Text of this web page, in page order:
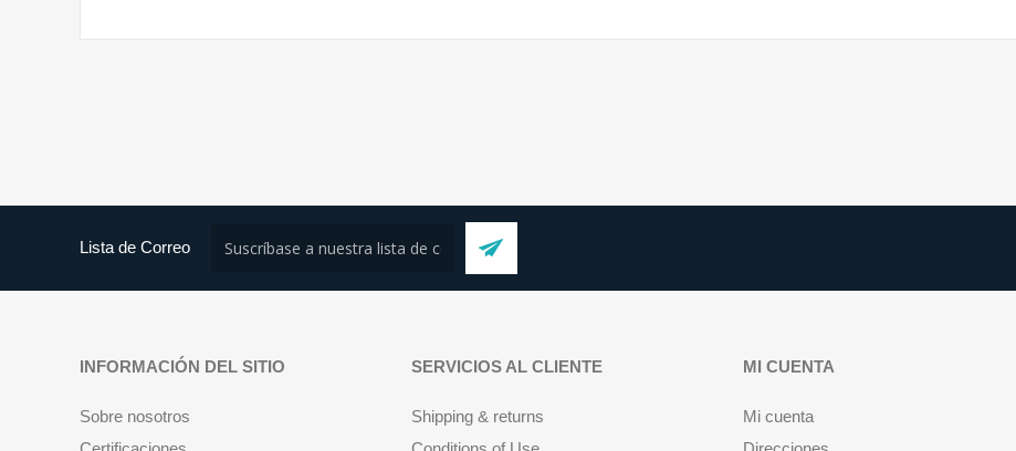
Lista de Correo
INFORMACIÓN DEL SITIO
Sobre nosotros
SERVICIOS AL CLIENTE
Shipping & returns
MI CUENTA
Mi cuenta